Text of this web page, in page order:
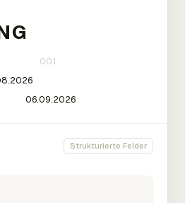
Strukturierte Felder